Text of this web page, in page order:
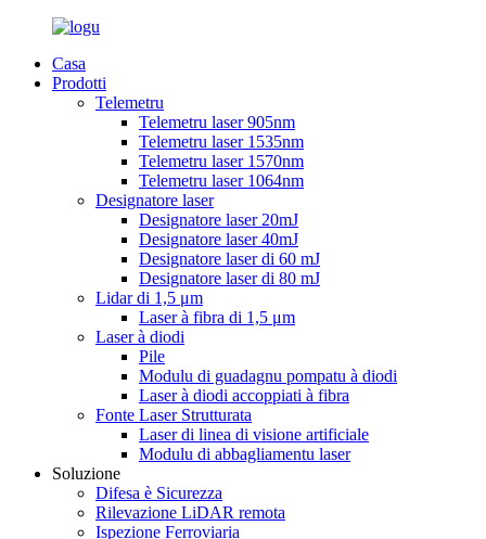
Casa
Prodotti
Telemetru
Telemetru laser 905nm
Telemetru laser 1535nm
Telemetru laser 1570nm
Telemetru laser 1064nm
Designatore laser
Designatore laser 20mJ
Designatore laser 40mJ
Designatore laser di 60 mJ
Designatore laser di 80 mJ
Lidar di 1,5 μm
Laser à fibra di 1,5 μm
Laser à diodi
Pile
Modulu di guadagnu pompatu à diodi
Laser à diodi accoppiati à fibra
Fonte Laser Strutturata
Laser di linea di visione artificiale
Modulu di abbagliamentu laser
Soluzione
Difesa è Sicurezza
Rilevazione LiDAR remota
Ispezione Ferroviaria